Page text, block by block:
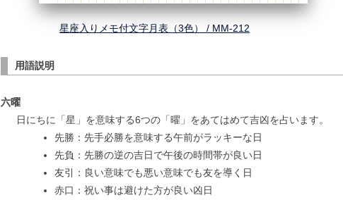
星座入りメモ付文字月表（3色） / MM-212
用語説明
六曜
日にちに「星」を意味する6つの「曜」をあてはめて吉凶を占います。
先勝：先手必勝を意味する午前がラッキーな日
先負：先勝の逆の吉日で午後の時間帯が良い日
友引：良い意味でも悪い意味でも友を導く日
赤口：祝い事は避けた方が良い凶日